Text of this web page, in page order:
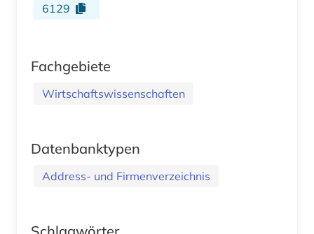
6129
Fachgebiete
Wirtschaftswissenschaften
Datenbanktypen
Address- und Firmenverzeichnis